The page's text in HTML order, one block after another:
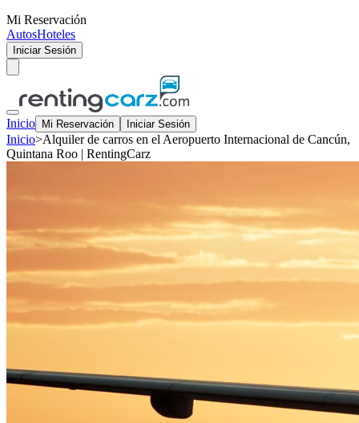
Mi Reservación
AutosHoteles
Iniciar Sesión
Inicio Mi Reservación Iniciar Sesión
Inicio>Alquiler de carros en el Aeropuerto Internacional de Cancún,
Quintana Roo | RentingCarz